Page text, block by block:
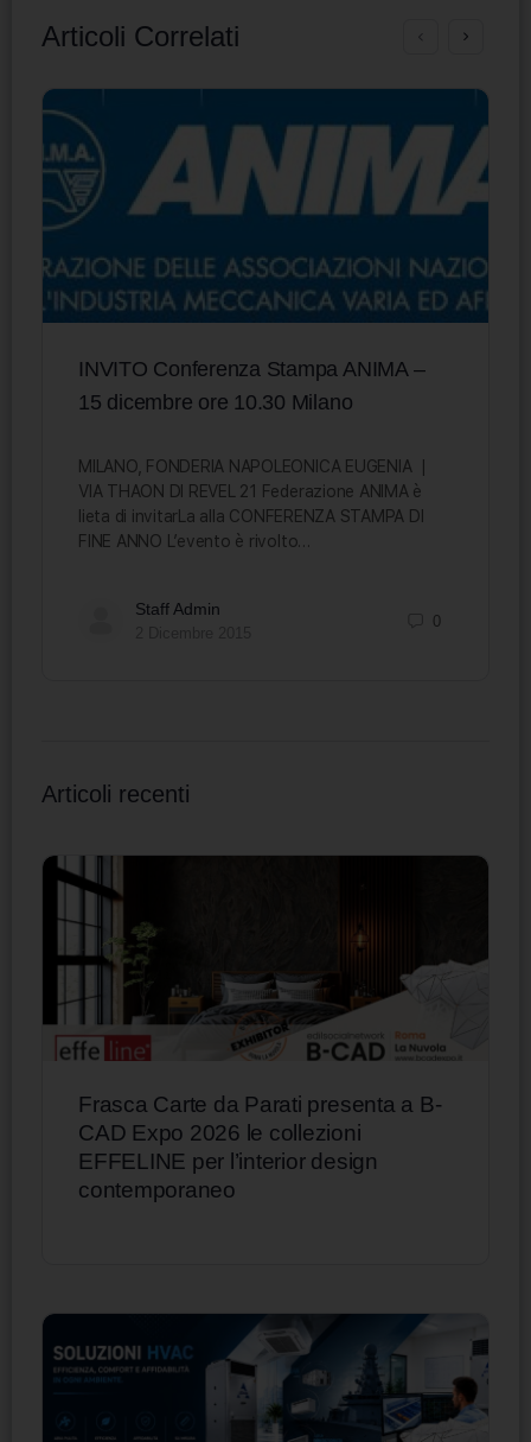
Articoli Correlati
INVITO Conferenza Stampa ANIMA –
15 dicembre ore 10.30 Milano
MILANO, FONDERIA NAPOLEONICA EUGENIA |
VIA THAON DI REVEL 21 Federazione ANIMA è
lieta di invitarLa alla CONFERENZA STAMPA DI
FINE ANNO L’evento è rivolto…
Staff Admin
0
Articoli recenti
Frasca Carte da Parati presenta a B-
CAD Expo 2026 le collezioni
EFFELINE per l’interior design
contemporaneo